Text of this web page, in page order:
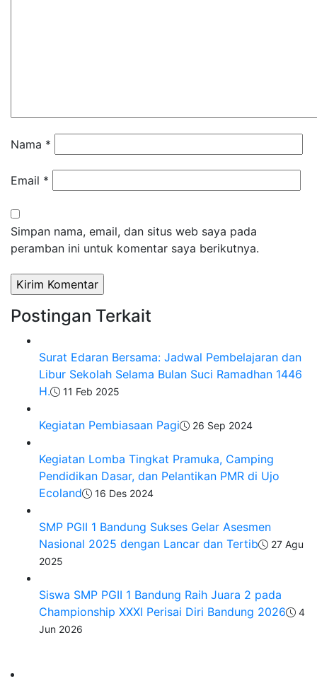
Nama *
Email *
Simpan nama, email, dan situs web saya pada
peramban ini untuk komentar saya berikutnya.
Postingan Terkait
Surat Edaran Bersama: Jadwal Pembelajaran dan
Libur Sekolah Selama Bulan Suci Ramadhan 1446
H.
11 Feb 2025
Kegiatan Pembiasaan Pagi 26 Sep 2024
Kegiatan Lomba Tingkat Pramuka, Camping
Pendidikan Dasar, dan Pelantikan PMR di Ujo
Ecoland
16 Des 2024
SMP PGII 1 Bandung Sukses Gelar Asesmen
Nasional 2025 dengan Lancar dan Tertib
27 Agu
2025
Siswa SMP PGII 1 Bandung Raih Juara 2 pada
Championship XXXI Perisai Diri Bandung 2026
4
Jun 2026